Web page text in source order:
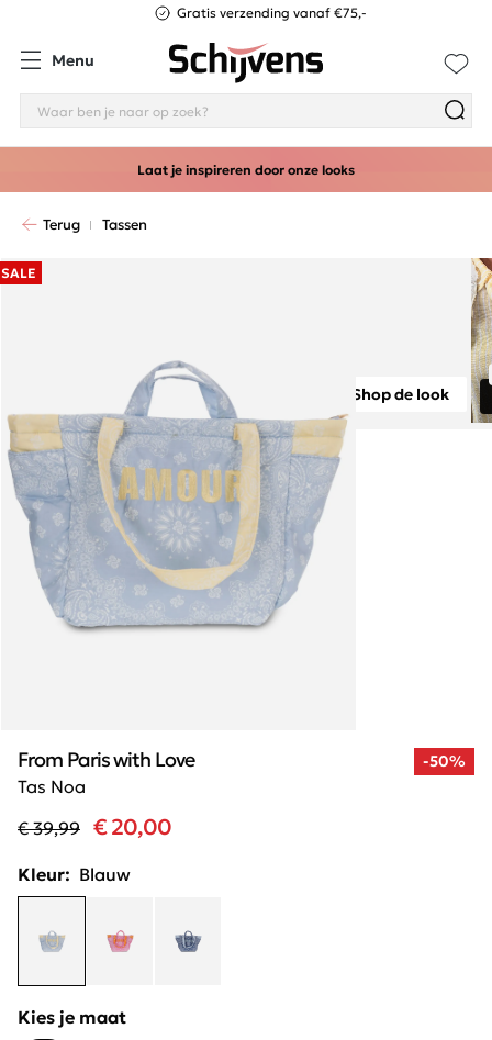
Gratis verzending vanaf €75,-
Menu
Laat je inspireren door onze looks
Terug Tassen
SALE
Shop de look
-50%
Tas Noa
From Paris with Love
€ 39,99 € 20,00
Kleur: Blauw
Kies je maat